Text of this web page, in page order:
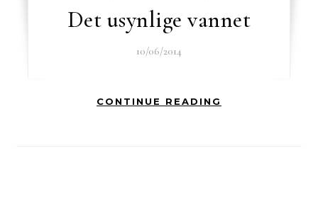
Det usynlige vannet
10/06/2014
CONTINUE READING